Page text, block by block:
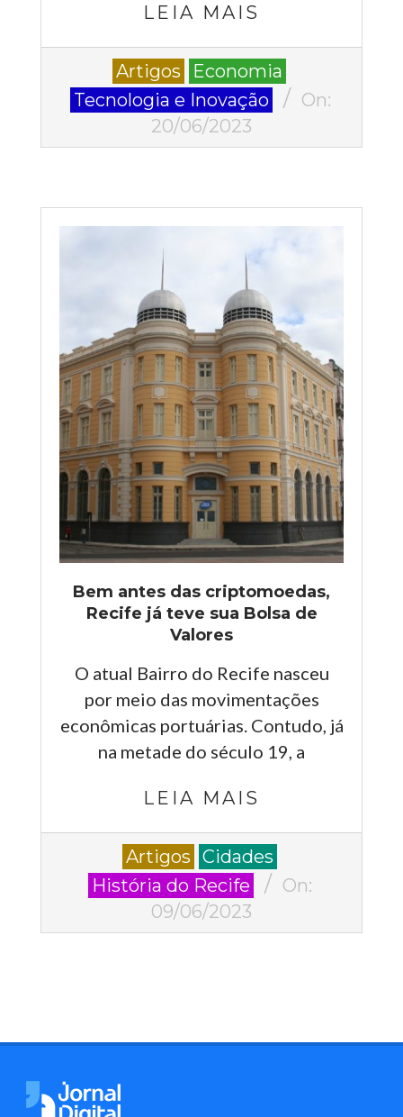
LEIA MAIS
Artigos
Economia
Tecnologia e Inovação
On:
20/06/2023
Bem antes das criptomoedas,
Recife já teve sua Bolsa de
Valores
O atual Bairro do Recife nasceu
por meio das movimentações
econômicas portuárias. Contudo, já
na metade do século 19, a
LEIA MAIS
Artigos Cidades
História do Recife
On:
09/06/2023